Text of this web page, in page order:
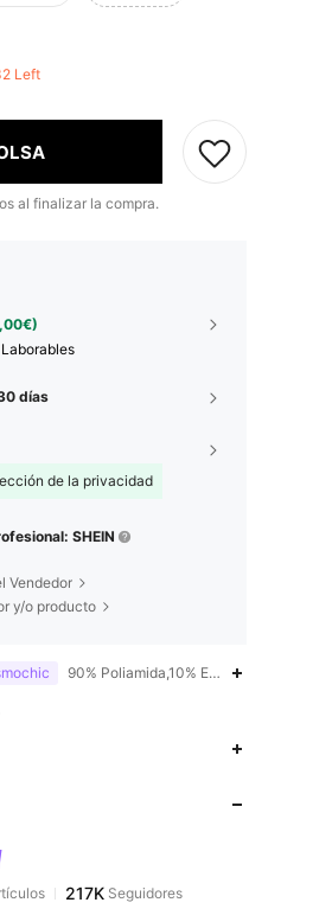
Left
al finalizar la compra.
días
de la privacidad
SHEIN
Vendedor
y/o producto
90% Poliamida,10%
día